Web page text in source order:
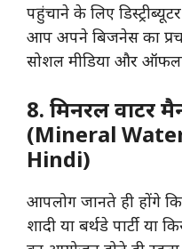
पहुंचाने के लिए
आप अपने बिजनेस का
सोशल मीडिया और
8. मिनरल वाटर
(Mineral
Hindi)
आपलोग जानते ही होंगे
शादी या बर्थडे पार्टी या